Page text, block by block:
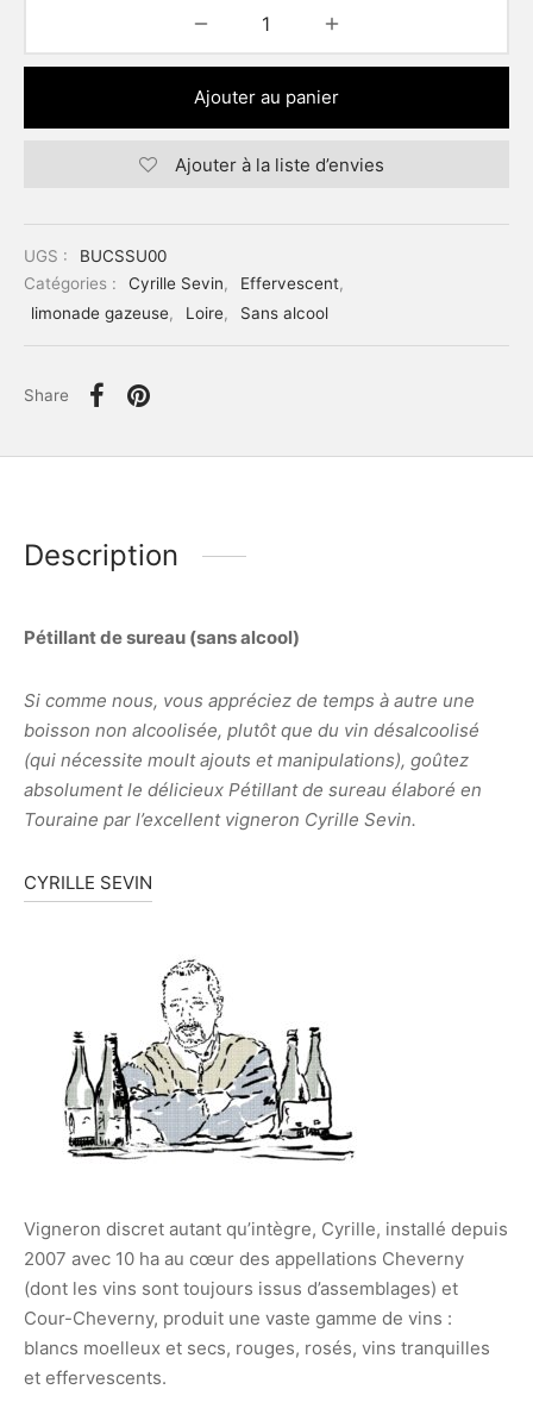
Ajouter au panier
Ajouter à la liste d’envies
UGS :
BUCSSU00
Catégories :
Cyrille Sevin, Effervescent,
limonade gazeuse, Loire, Sans alcool
Share
Description
Pétillant de sureau (sans alcool)
Si comme nous, vous appréciez de temps à autre une
boisson non alcoolisée, plutôt que du vin désalcoolisé
(qui nécessite moult ajouts et manipulations), goûtez
absolument le délicieux Pétillant de sureau élaboré en
Touraine par l’excellent vigneron Cyrille Sevin.
CYRILLE SEVIN
Vigneron discret autant qu’intègre, Cyrille, installé depuis
2007 avec 10 ha au cœur des appellations Cheverny
(dont les vins sont toujours issus d’assemblages) et
Cour-Cheverny, produit une vaste gamme de vins :
blancs moelleux et secs, rouges, rosés, vins tranquilles
et effervescents.